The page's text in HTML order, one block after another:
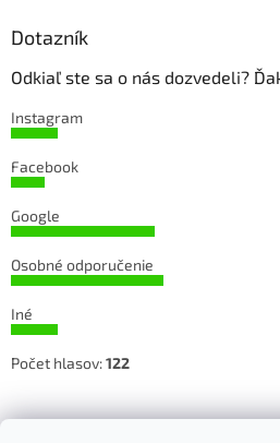
Dotazník
Odkiaľ ste sa o nás dozvedeli?
Instagram
Facebook
Google
Osobné odporučenie
Iné
Počet hlasov:122